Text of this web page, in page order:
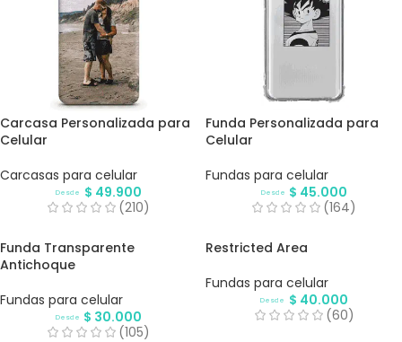
Carcasa Personalizada para
Celular
Carcasas para celular
Desde $ 49.900
(210)
Funda Personalizada para
Celular
Fundas para celular
Desde $ 45.000
(164)
Funda Transparente
Antichoque
Fundas para celular
Desde $ 30.000
(105)
Restricted Area
Fundas para celular
Desde $ 40.000
(60)